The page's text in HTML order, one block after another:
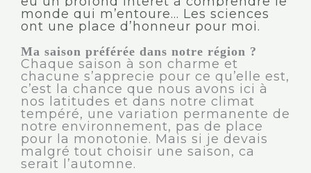
monde qui m’entoure… Les sciences
ont une place d’honneur pour moi.
Ma saison préférée dans notre région ?
Chaque saison à son charme et
chacune s’apprecie pour ce qu’elle est,
c’est la chance que nous avons ici à
nos latitudes et dans notre climat
tempéré, une variation permanente de
notre environnement, pas de place
pour la monotonie. Mais si je devais
malgré tout choisir une saison, ca
serait l’automne.